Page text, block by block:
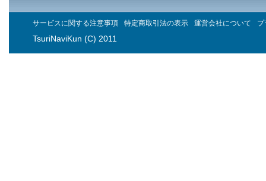
サービスに関する注意事項 特定商取引法の表示 運営会社について プ
TsuriNaviKun (C) 2011